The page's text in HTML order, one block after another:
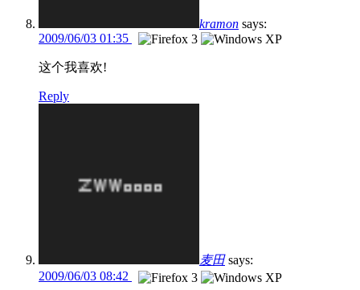
kramon says:
2009/06/03 01:35
这个我喜欢!
Reply
麦田 says:
2009/06/03 08:42